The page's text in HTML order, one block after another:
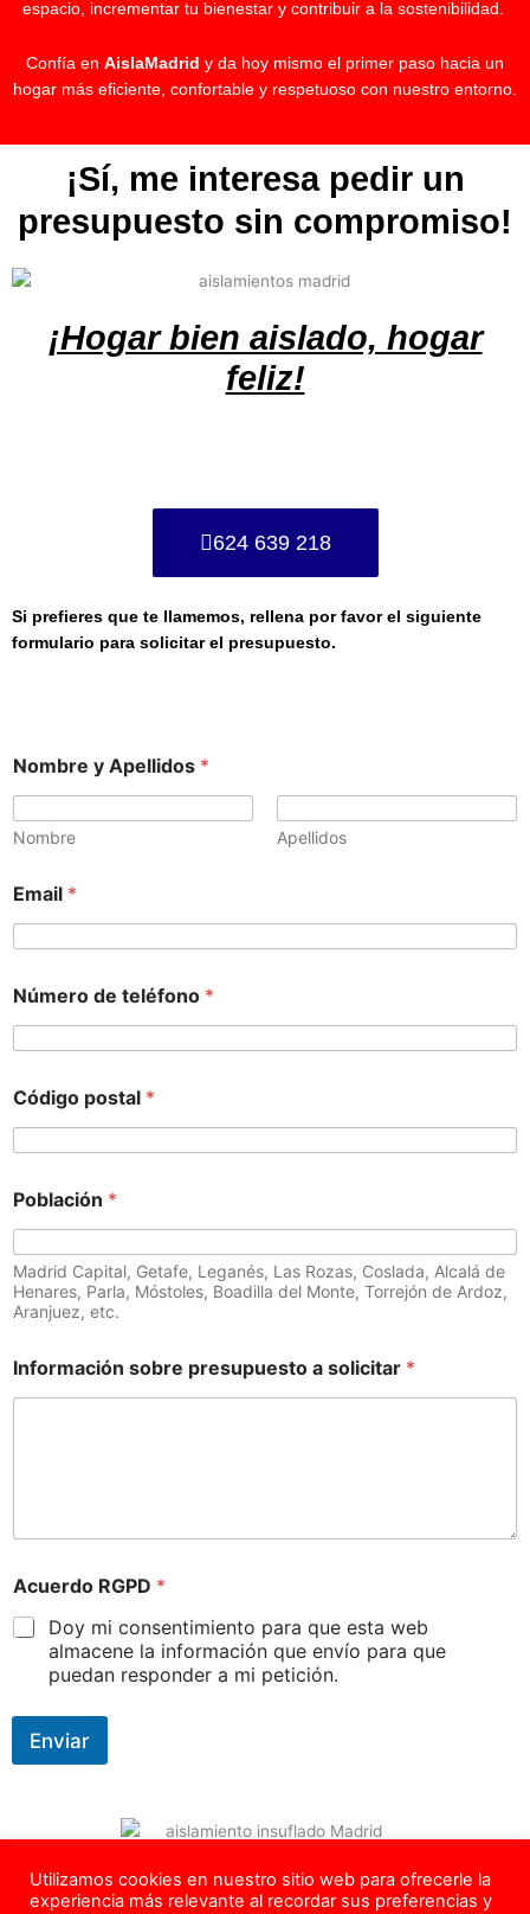
espacio, incrementar tu bienestar y contribuir a la sostenibilidad.
Confía en AislaMadrid y da hoy mismo el primer paso hacia un
hogar más eficiente, confortable y respetuoso con nuestro entorno.
¡Sí, me interesa pedir un
presupuesto sin compromiso!
¡Hogar bien aislado, hogar
feliz!
624 639 218
Si prefieres que te llamemos, rellena por favor el siguiente
formulario para solicitar el presupuesto.
Nombre y Apellidos *
Nombre Apellidos
Email *
Número de teléfono *
Código postal *
Población *
Madrid Capital, Getafe, Leganés, Las Rozas, Coslada, Alcalá de
Henares, Parla, Móstoles, Boadilla del Monte, Torrejón de Ardoz,
Aranjuez, etc.
Información sobre presupuesto a solicitar *
Acuerdo RGPD *
Doy mi consentimiento para que esta web
almacene la información que envío para que
puedan responder a mi petición.
Enviar
Copyright © 2026 – Todos los Derechos Reservados –
info@aislamadrid.com– Tel.624 639 218
Utilizamos cookies en nuestro sitio web para ofrecerle la
experiencia más relevante al recordar sus preferencias y